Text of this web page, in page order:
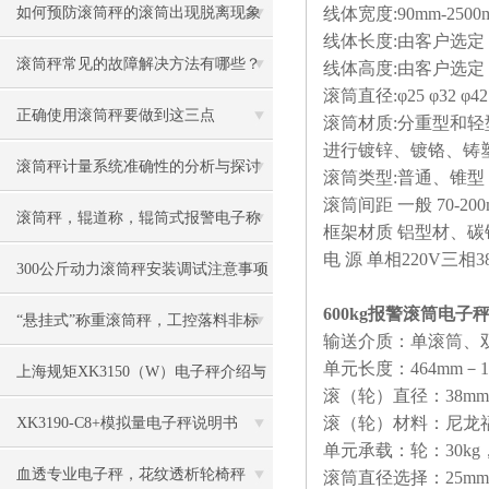
如何预防滚筒秤的滚筒出现脱离现象
滚筒秤常见的故障解决方法有哪些？
正确使用滚筒秤要做到这三点
滚筒秤计量系统准确性的分析与探讨​
滚筒秤，辊道称，辊筒式报警电子称
慨述
300公斤动力滚筒秤安装调试注意事项
“悬挂式”称重滚筒秤，工控落料非标
电子称
上海规矩XK3150（W）电子秤介绍与
维修
XK3190-C8+模拟量电子秤说明书
血透专业电子秤，花纹透析轮椅秤
线体宽度:90mm-
线体长度:由客户选定
线体高度:由客户选定
滚筒直径:φ25 φ32
滚筒材质:分重型和
进行镀锌、镀铬、铸
滚筒类型:普通、锥型
滚筒间距 一般 70-
框架材质 铝型材、碳
电 源 单相220V三相
600kg报警滚筒电子秤
输送介质：单滚筒、
单元长度：464mm－
滚（轮）直径：
滚（轮）材料：尼龙
单元承载：轮：30kg
滚筒直径选择：